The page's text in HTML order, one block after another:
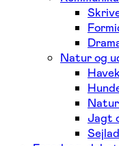
Natur og
Jagt